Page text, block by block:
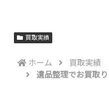
買取実績
ホーム
買取実績
遺品整理でお買取